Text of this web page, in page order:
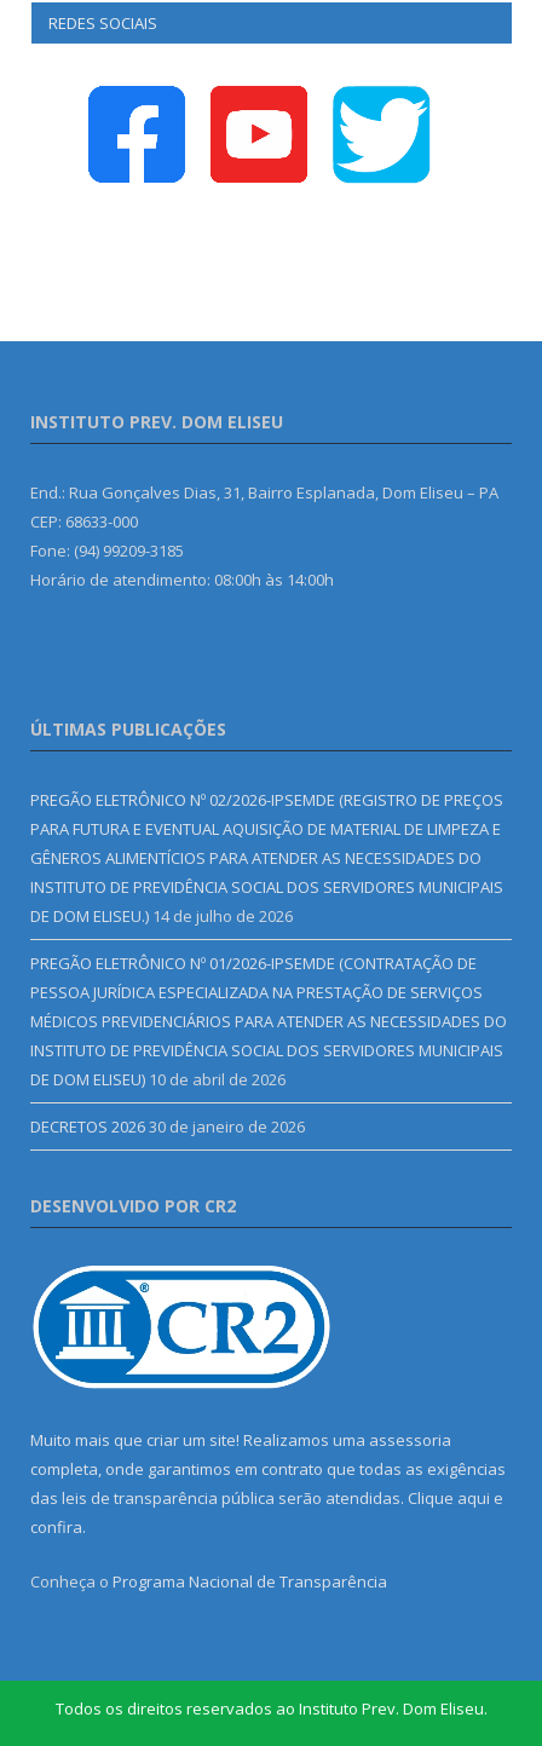
REDES SOCIAIS
INSTITUTO PREV. DOM ELISEU
End.: Rua Gonçalves Dias, 31, Bairro Esplanada, Dom Eliseu – PA
CEP: 68633-000
Fone: (94) 99209-3185
Horário de atendimento: 08:00h às 14:00h
ÚLTIMAS PUBLICAÇÕES
PREGÃO ELETRÔNICO Nº 02/2026-IPSEMDE (REGISTRO DE PREÇOS
PARA FUTURA E EVENTUAL AQUISIÇÃO DE MATERIAL DE LIMPEZA E
GÊNEROS ALIMENTÍCIOS PARA ATENDER AS NECESSIDADES DO
INSTITUTO DE PREVIDÊNCIA SOCIAL DOS SERVIDORES MUNICIPAIS
DE DOM ELISEU.) 14 de julho de 2026
PREGÃO ELETRÔNICO Nº 01/2026-IPSEMDE (CONTRATAÇÃO DE
PESSOA JURÍDICA ESPECIALIZADA NA PRESTAÇÃO DE SERVIÇOS
MÉDICOS PREVIDENCIÁRIOS PARA ATENDER AS NECESSIDADES DO
INSTITUTO DE PREVIDÊNCIA SOCIAL DOS SERVIDORES MUNICIPAIS
DE DOM ELISEU) 10 de abril de 2026
DECRETOS 202630 de janeiro de 2026
DESENVOLVIDO POR CR2
Muito mais que criar um site! Realizamos uma assessoria
completa, onde garantimos em contrato que todas as exigências
das leis de transparência pública serão atendidas. Clique aqui e
confira.
Conheça o Programa Nacional de Transparência
Todos os direitos reservados ao Instituto Prev. Dom Eliseu.